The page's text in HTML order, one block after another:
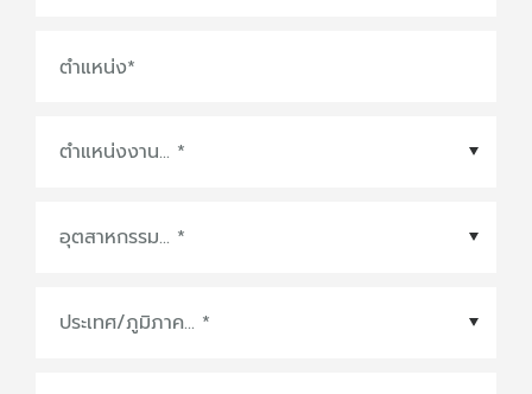
ตำแหน่ง*